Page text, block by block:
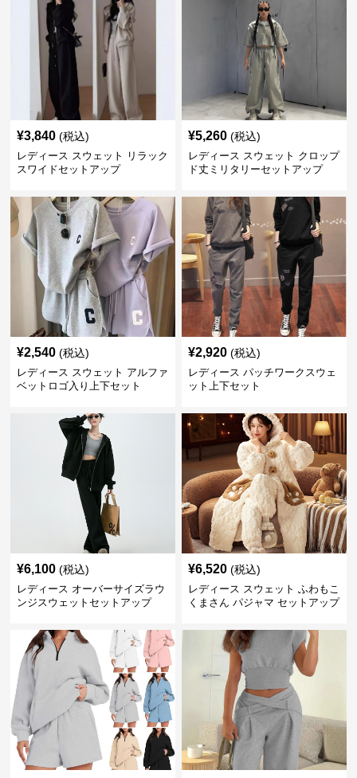
¥3,840 (税込)
レディース スウェット リラック
スワイドセットアップ
¥5,260 (税込)
レディース スウェット クロップ
ド丈ミリタリーセットアップ
¥2,540 (税込)
レディース スウェット アルファ
ベットロゴ入り上下セット
¥2,920 (税込)
レディース パッチワークスウェ
ット上下セット
¥6,100 (税込)
レディース オーバーサイズラウ
ンジスウェットセットアップ
¥6,520 (税込)
レディース スウェット ふわもこ
くまさん パジャマ セットアップ